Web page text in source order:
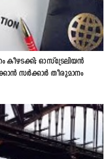
ഓസ്‌ട്രേലിയൻ
സർക്കാർ തീരുമാനം